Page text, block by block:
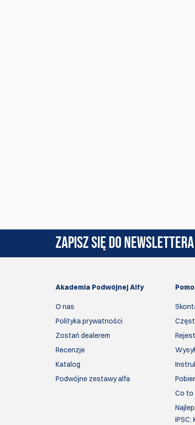
ZAPISZ SIĘ DO NEWSLETTERA
Akademia Podwójnej Alfy
O nas
Polityka prywatności
Zostań dealerem
Recenzje
Katalog
Podwójne zestawy alfa
Co to